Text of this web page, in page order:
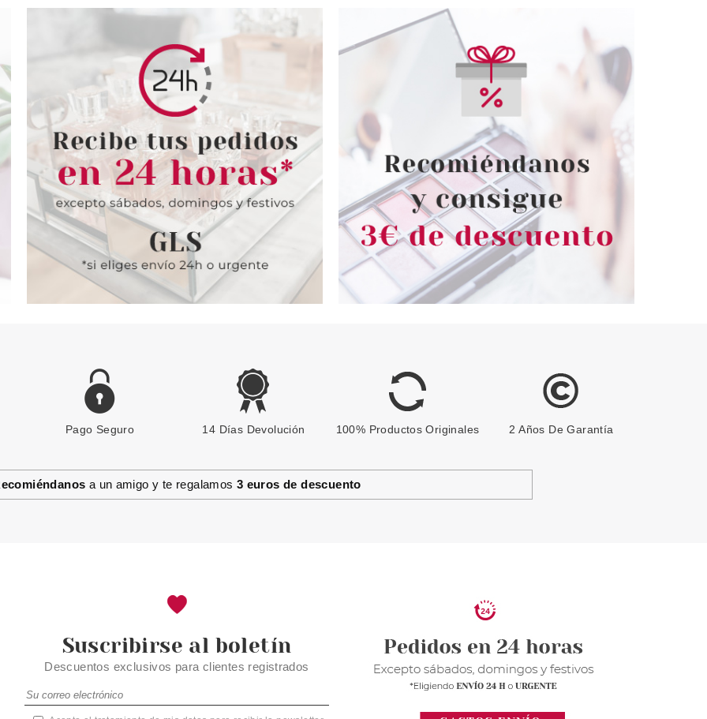
Pago Seguro 14 Días Devolución 100% Productos Originales 2 Años De Garantía
a un amigo y te regalamos 3 euros de descuento
Suscribirse al boletín
Descuentos exclusivos para clientes registrados